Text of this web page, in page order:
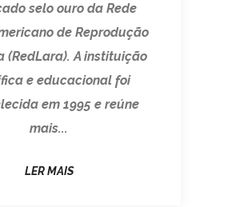
selo ouro da Rede
de Reprodução
(RedLara). A instituição
e educacional foi
em 1995 e reúne
mais...
LER MAIS